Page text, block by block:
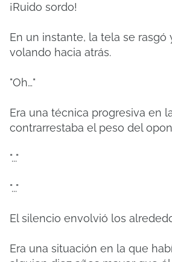
¡Ruido sordo!
En un instante, la tela se rasgó
volando hacia atrás.
"Oh…"
Era una técnica progresiva en
contrarrestaba el peso del
"..."
"..."
El silencio envolvió los
Era una situación en la que